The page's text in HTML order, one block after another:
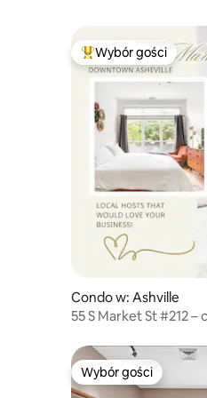
Najpopularniejsze z
Wybór gości
Condo w: Ashville
55 S Market St #212
Wybór gości
Wybór gości